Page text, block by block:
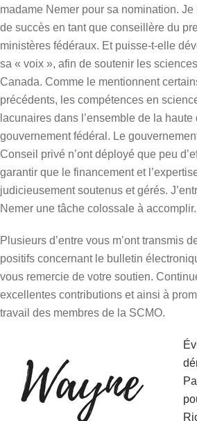
madame Nemer pour sa nomination.
de succès en tant que conseillère du
ministères fédéraux. Et puisse-t-elle
sa « voix », afin de soutenir les
Canada. Comme le mentionnent
précédents, les compétences en
lacunaires dans l’ensemble de la haute
gouvernement fédéral. Le
Conseil privé n’ont déployé que peu
garantir que le financement et
judicieusement soutenus et gérés.
Nemer une tâche colossale à accomplir.
Plusieurs d’entre vous m’ont transmis
positifs concernant le bulletin
vous remercie de votre soutien.
excellentes contributions et ainsi à
travail des membres de la SCMO.